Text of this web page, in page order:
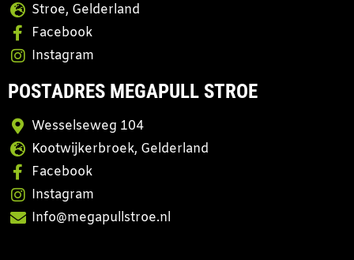
Stroe, Gelderland
Facebook
Instagram
POSTADRES MEGAPULL STROE
Wesselseweg 104
Kootwijkerbroek, Gelderland
Facebook
Instagram
Info@megapullstroe.nl